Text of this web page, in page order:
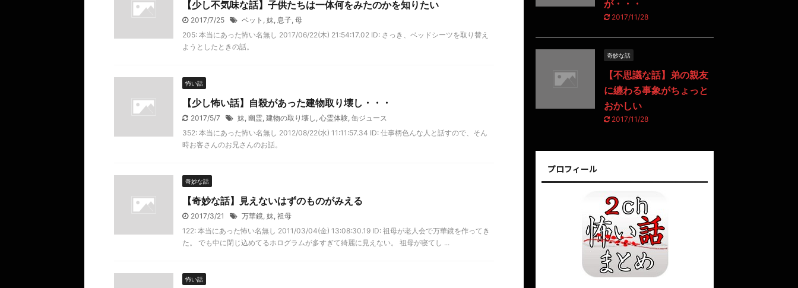
【少し不気味な話】子供たちは一体何をみたのかを知りたい
2017/7/25 ベット 妹 息子 母
205: 本当にあった怖い名無し 2017/06/22(木) 21:54:17.02 ID: さっき、ベッドシーツを取り替え
ようとしたときの話。
怖い話
【少し怖い話】自殺があった建物取り壊し・・・
2017/5/7 妹 幽霊 建物の取り壊し 心霊体験 缶ジュース
352: 本当にあった怖い名無し 2012/08/22(水) 11:11:57.34 ID: 仕事柄色んな人と話すので、そん
時お客さんのお兄さんのお話。
奇妙な話
【奇妙な話】見えないはずのものがみえる
2017/3/21 万華鏡 妹 祖母
122: 本当にあった怖い名無し 2011/03/04(金) 13:08:30.19 ID: 祖母が老人会で万華鏡を作ってき
た。 でも中に閉じ込めてるホログラムが多すぎて綺麗に見えない。 祖母が寝てし ...
怖い話
が・・・
2017/11/28
奇妙な話
【不思議な話】弟の親友
に纏わる事象がちょっと
おかしい
2017/11/28
プロフィール